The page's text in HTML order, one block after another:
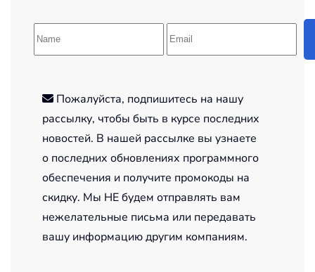
Пожалуйста, подпишитесь на нашу
рассылку, чтобы быть в курсе последних
новостей. В нашей рассылке вы узнаете
о последних обновлениях программного
обеспечения и получите промокоды на
скидку. Мы НЕ будем отправлять вам
нежелательные письма или передавать
вашу информацию другим компаниям.